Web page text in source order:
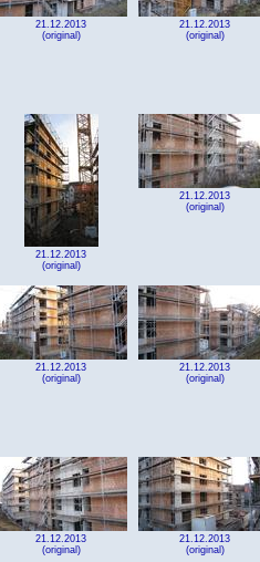
21.12.2013
(original)
21.12.2013
(original)
21.12.2013
(original)
21.12.2013
(original)
21.12.2013
(original)
21.12.2013
(original)
21.12.2013
(original)
21.12.2013
(original)